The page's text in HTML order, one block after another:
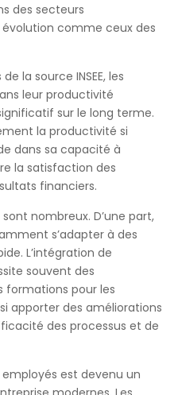
des secteurs
comme ceux des
la source INSEE, les
leur productivité
sur le long terme.
la productivité si
dans sa capacité à
la satisfaction des
financiers.
nombreux. D’une part,
s’adapter à des
L’intégration de
souvent des
formations pour les
apporter des améliorations
des processus et de
est devenu un